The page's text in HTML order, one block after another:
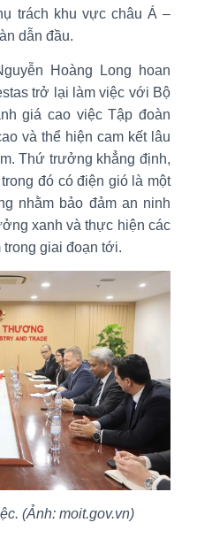
trách khu vực châu Á –
dẫn đầu.
Hoàng Long hoan
trở lại làm việc với Bộ
giá cao việc Tập đoàn
và thể hiện cam kết lâu
Thứ trưởng khẳng định,
đó có điện gió là một
nhằm bảo đảm an ninh
xanh và thực hiện các
trong giai đoạn tới.
(Ảnh: moit.gov.vn)